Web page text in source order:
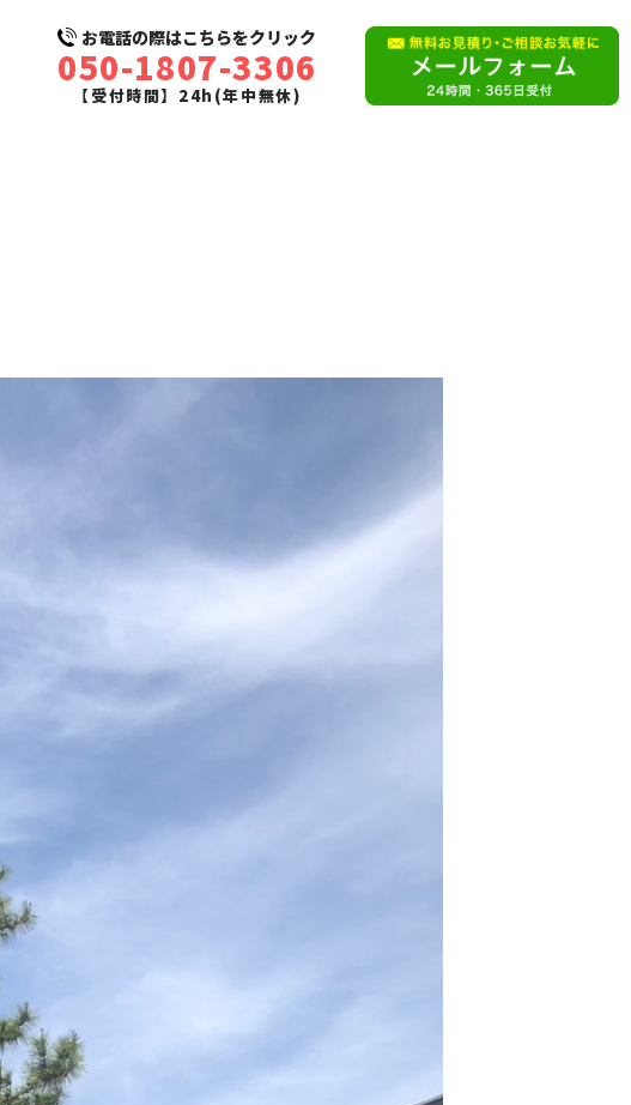
お電話の際はこちらをクリック
050-1807-3306
【受付時間】24h(年中無休)